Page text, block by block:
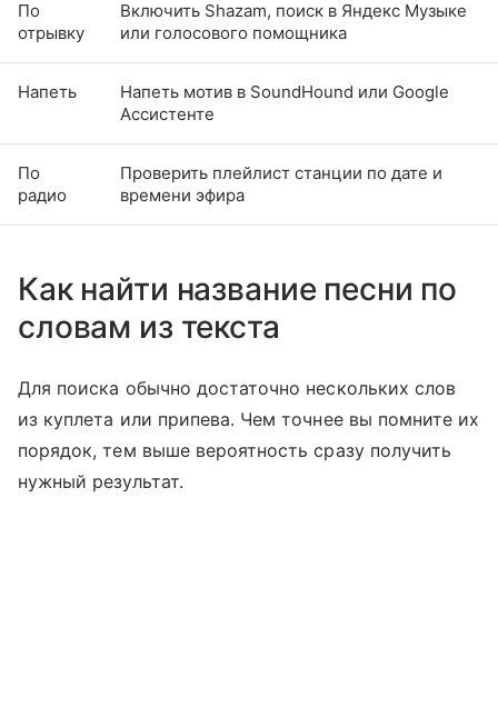
По
отрывку
Включить Shazam, поиск в Яндекс Музыке
или голосового помощника
Напеть
Напеть мотив в SoundHound или Google
Ассистенте
По
радио
Проверить плейлист станции по дате и
времени эфира
Как найти название песни по
словам из текста
Для поиска обычно достаточно нескольких слов
из куплета или припева. Чем точнее вы помните их
порядок, тем выше вероятность сразу получить
нужный результат.